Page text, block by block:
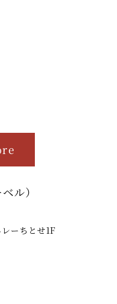
ル）
ーちとせ1F